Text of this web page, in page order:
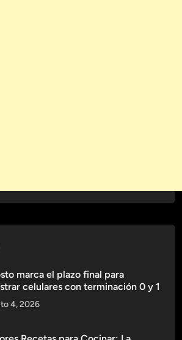
marca el plazo final para
celulares con terminación 0 y 1
4, 2026